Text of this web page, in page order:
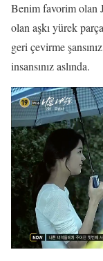
Benim favorim olan
olan aşkı yürek
geri çevirme
insansınız aslında.